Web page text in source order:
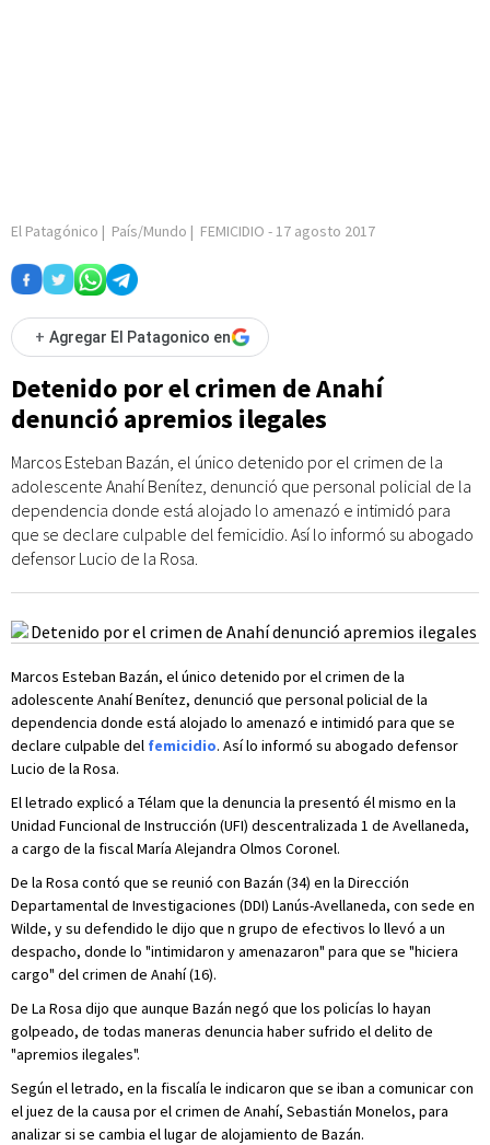
El Patagónico | País/Mundo | FEMICIDIO - 17 agosto 2017
+ Agregar El Patagonico en
Detenido por el crimen de Anahí
denunció apremios ilegales
Marcos Esteban Bazán, el único detenido por el crimen de la
adolescente Anahí Benítez, denunció que personal policial de la
dependencia donde está alojado lo amenazó e intimidó para
que se declare culpable del femicidio. Así lo informó su abogado
defensor Lucio de la Rosa.
Marcos Esteban Bazán, el único detenido por el crimen de la
adolescente Anahí Benítez, denunció que personal policial de la
dependencia donde está alojado lo amenazó e intimidó para que se
declare culpable del femicidio. Así lo informó su abogado defensor
Lucio de la Rosa.
El letrado explicó a Télam que la denuncia la presentó él mismo en la
Unidad Funcional de Instrucción (UFI) descentralizada 1 de Avellaneda,
a cargo de la fiscal María Alejandra Olmos Coronel.
De la Rosa contó que se reunió con Bazán (34) en la Dirección
Departamental de Investigaciones (DDI) Lanús-Avellaneda, con sede en
Wilde, y su defendido le dijo que n grupo de efectivos lo llevó a un
despacho, donde lo "intimidaron y amenazaron" para que se "hiciera
cargo" del crimen de Anahí (16).
De La Rosa dijo que aunque Bazán negó que los policías lo hayan
golpeado, de todas maneras denuncia haber sufrido el delito de
"apremios ilegales".
Según el letrado, en la fiscalía le indicaron que se iban a comunicar con
el juez de la causa por el crimen de Anahí, Sebastián Monelos, para
analizar si se cambia el lugar de alojamiento de Bazán.